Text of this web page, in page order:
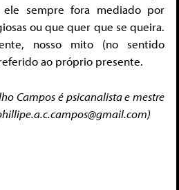
ele sempre fora mediado por
ou que quer que se queira.
nosso mito (no sentido
ao próprio presente.
Campos é psicanalista e mestre
)